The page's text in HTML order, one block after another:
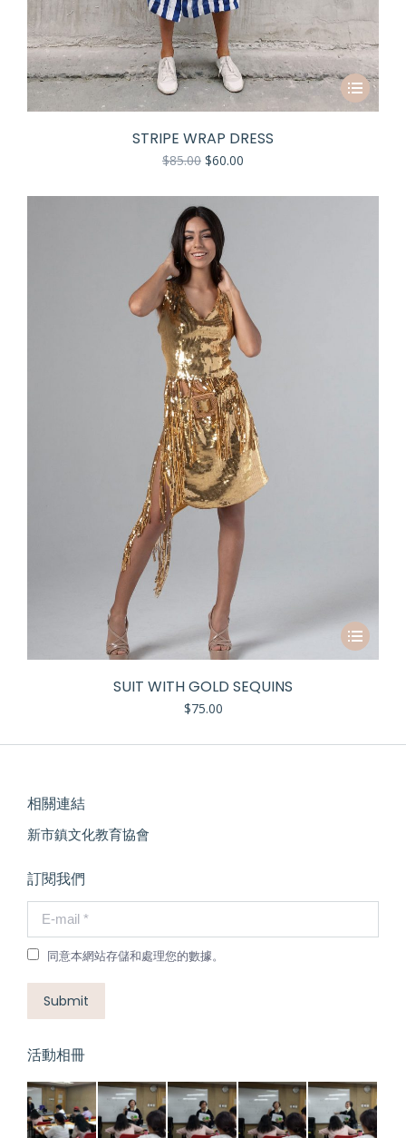
STRIPE WRAP DRESS
$85.00 $60.00
SUIT WITH GOLD SEQUINS
$75.00
相關連結
新市鎮文化教育協會
訂閱我們
同意本網站存儲和處理您的數據。
Submit
活動相冊